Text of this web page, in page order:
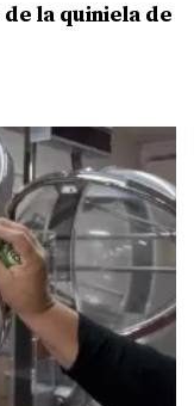
la quiniela de